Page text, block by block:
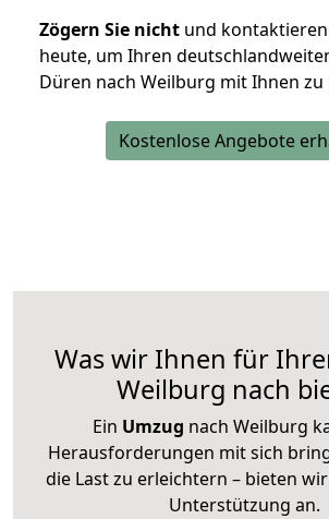
Zögern Sie nicht und
heute, um Ihren
Düren nach Weilburg mit Ihnen zu
Kostenlose Angebote
Was wir Ihnen für
Weilburg nach
Ein Umzug nach Weilburg
Herausforderungen mit sich
die Last zu erleichtern – bieten
Unterstützung an.